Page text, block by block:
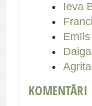
Ieva
KOMENTĀRI